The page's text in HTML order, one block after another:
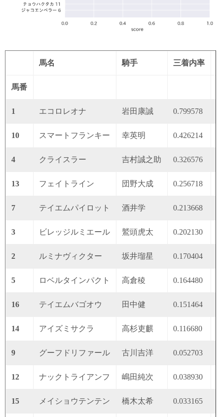
馬名 騎手 三着内率
馬番
1 エコロレオナ 岩田康誠 0.799578
10 スマートフランキー 幸英明 0.426214
4 クライスラー 吉村誠之助 0.326576
13 フェイトライン 団野大成 0.256718
7 テイエムパイロット 酒井学 0.213668
3 ビレッジルミエール 鷲頭虎太 0.202130
2 ルミナヴィクター 坂井瑠星 0.170404
5 ロベルタインパクト 高倉稜 0.164480
16 テイエムバゴオウ 田中健 0.151464
14 アイズミサクラ 高杉吏麒 0.116680
9 グーフドリファール 古川吉洋 0.052703
12 ナックトライアンフ 嶋田純次 0.038930
15 メイショウテンテン 橋木太希 0.033165